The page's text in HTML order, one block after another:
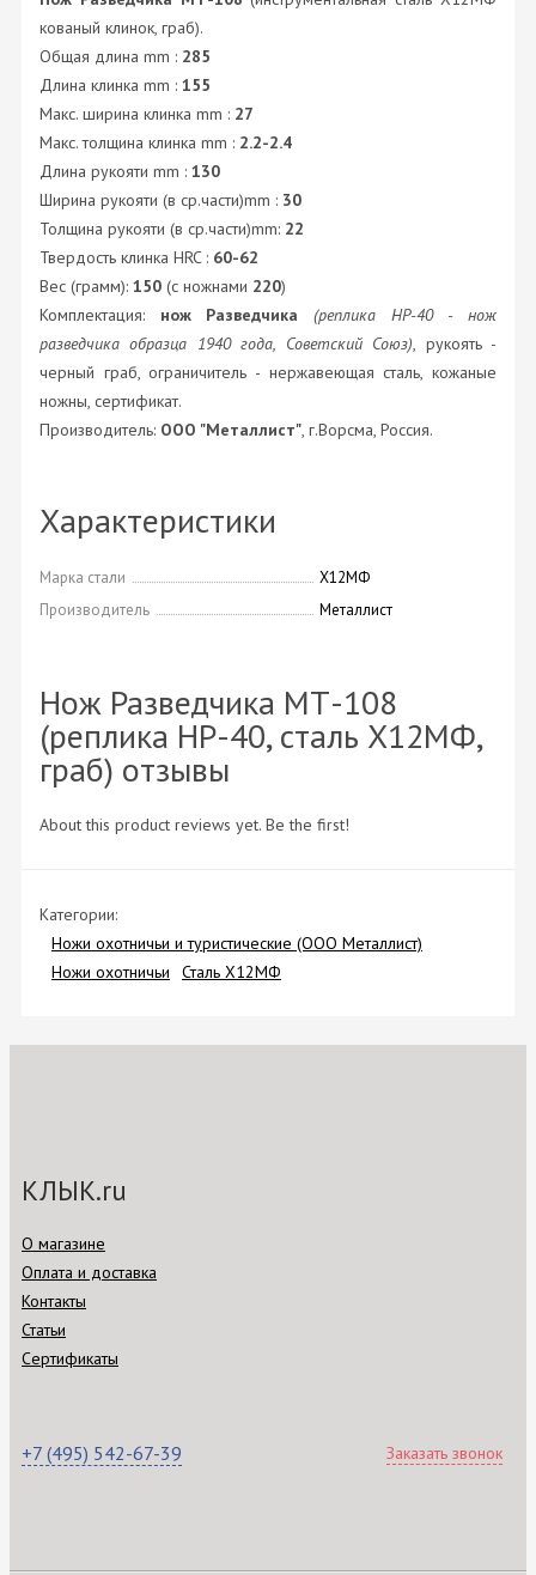
кованый клинок, граб).
Общая длина mm : 285
Длина клинка mm : 155
Макс. ширина клинка mm : 27
Макс. толщина клинка mm : 2.2-2.4
Длина рукояти mm : 130
Ширина рукояти (в ср.части)mm : 30
Толщина рукояти (в ср.части)mm: 22
Твердость клинка HRC : 60-62
Вес (грамм): 150 (с ножнами 220)
Комплектация: нож Разведчика
(реплика НР-40 - нож
разведчика образца 1940 года, Советский Союз), рукоять -
черный граб, ограничитель - нержавеющая сталь, кожаные
ножны, сертификат.
Производитель: ООО "Металлист", г.Ворсма, Россия.
Характеристики
Марка стали
Х12МФ
Производитель
Металлист
Нож Разведчика МТ-108
(реплика НР-40, сталь Х12МФ,
граб) отзывы
About this product reviews yet. Be the first!
Категории:
Ножи охотничьи и туристические (ООО Металлист)
Ножи охотничьи
Сталь Х12МФ
КЛЫК.ru
О магазине
Оплата и доставка
Контакты
Статьи
Сертификаты
+7 (495) 542-67-39 Заказать звонок